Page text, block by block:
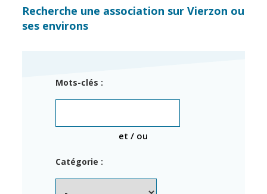
Services de la
Ville
Cimetières
Titres
État civil
enfance
Recherche une association sur Vierzon ou
ses environs
Mots-clés :
et / ou
Catégorie :